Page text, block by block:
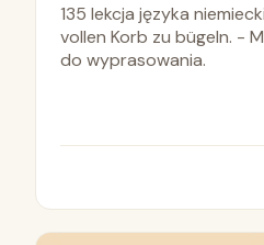
135 lekcja języka
vollen Korb zu bügeln. -
do wyprasowania.